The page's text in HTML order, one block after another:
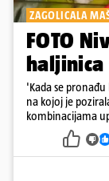
ZAGOLICALA
FOTO
'Kada se pronađu
na kojoj je
kombinacijama